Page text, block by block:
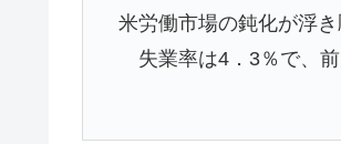
米労働市場の鈍化が浮き
失業率は4．3％で、